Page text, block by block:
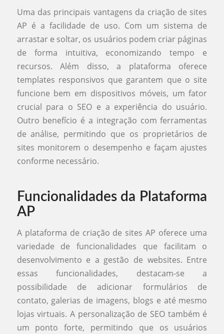
Uma das principais vantagens da criação de sites
AP é a facilidade de uso. Com um sistema de
arrastar e soltar, os usuários podem criar páginas
de forma intuitiva, economizando tempo e
recursos. Além disso, a plataforma oferece
templates responsivos que garantem que o site
funcione bem em dispositivos móveis, um fator
crucial para o SEO e a experiência do usuário.
Outro benefício é a integração com ferramentas
de análise, permitindo que os proprietários de
sites monitorem o desempenho e façam ajustes
conforme necessário.
Funcionalidades da Plataforma
AP
A plataforma de criação de sites AP oferece uma
variedade de funcionalidades que facilitam o
desenvolvimento e a gestão de websites. Entre
essas funcionalidades, destacam-se a
possibilidade de adicionar formulários de
contato, galerias de imagens, blogs e até mesmo
lojas virtuais. A personalização de SEO também é
um ponto forte, permitindo que os usuários